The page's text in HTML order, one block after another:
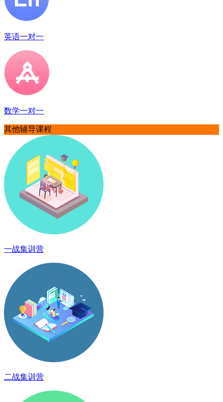
英语一对一
数学一对一
其他辅导课程
一战集训营
二战集训营